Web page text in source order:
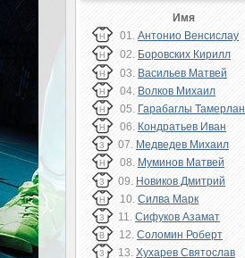
Имя
Н 01. Антонио Венсислау
Н 02. Боровских Кирилл
Н 03. Васильев Матвей
Н 04. Волков Михаил
Н 05. Гарабаглы Тамерлан
Н 06. Кондратьев Иван
З 07. Медведев Михаил
Н 08. Муминов Матвей
З 09. Новиков Дмитрий
Н 10. Силва Марк
З 11. Сифуков Азамат
В 12. Соломин Роберт
З 13. Хухарев Святослав